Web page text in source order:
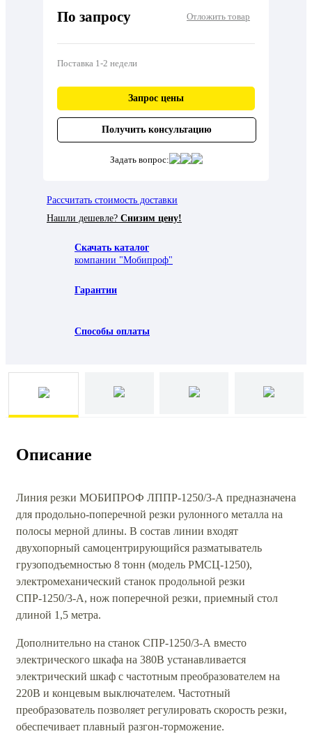
По запросу Отложить товар
Поставка 1-2 недели
Запрос цены
Получить консультацию
Задать вопрос:
Рассчитать стоимость доставки
Нашли дешевле? Снизим цену!
Скачать каталог
компании "Мобипроф"
Гарантии
Способы оплаты
Описание
Линия резки МОБИПРОФ ЛППР-1250/3-А предназначена
для продольно-поперечной резки рулонного металла на
полосы мерной длины. В состав линии входят
двухопорный самоцентрирующийся разматыватель
грузоподъемностью 8 тонн (модель РМСЦ-1250),
электромеханический станок продольной резки
СПР-1250/3-А, нож поперечной резки, приемный стол
длиной 1,5 метра.
Дополнительно на станок СПР-1250/3-А вместо
электрического шкафа на 380В устанавливается
электрический шкаф с частотным преобразователем на
220В и концевым выключателем. Частотный
преобразователь позволяет регулировать скорость резки,
обеспечивает плавный разгон-торможение.